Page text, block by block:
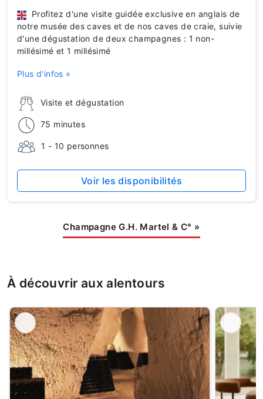
Visite et dégustation
75 minutes
1 - 10 personnes
Profitez d'une visite guidée exclusive en anglais de
notre musée des caves et de nos caves de craie, suivie
d'une dégustation de deux champagnes : 1 non-
millésimé et 1 millésimé
Plus d'infos »
Voir les disponibilités
Champagne G.H. Martel & C° »
À découvrir aux alentours